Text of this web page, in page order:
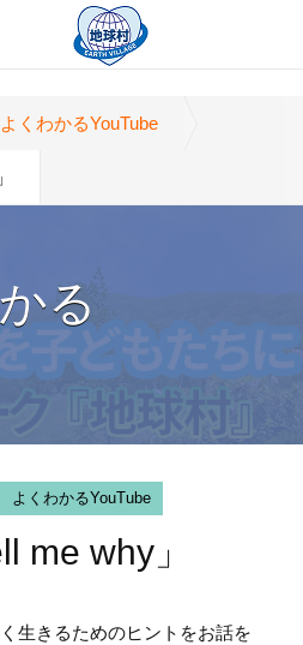
よくわかるYouTube
る
よくわかるYouTube
me why」
生きるためのヒントをお話を